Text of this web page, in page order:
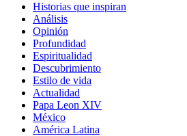
Historias que inspiran
Análisis
Opinión
Profundidad
Espiritualidad
Descubrimiento
Estilo de vida
Actualidad
Papa Leon XIV
México
América Latina